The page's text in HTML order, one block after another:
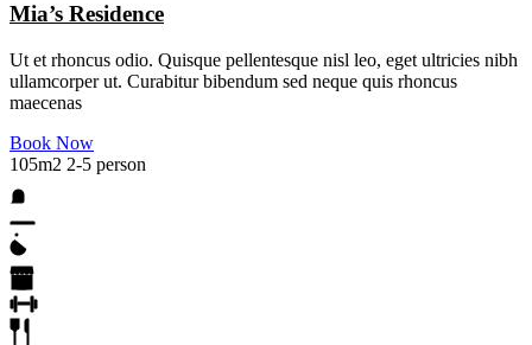
Mia’s Residence
Ut et rhoncus odio. Quisque pellentesque nisl leo, eget ultricies nibh
ullamcorper ut. Curabitur bibendum sed neque quis rhoncus
maecenas
Book Now
105m2 2-5 person